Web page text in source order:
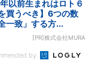
以前生まれはロト６
買うべき】6つの数
一致」する方...
[PR]株式会社MURA
by